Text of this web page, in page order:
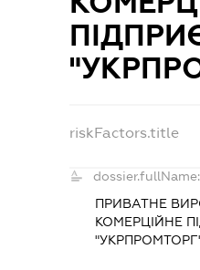
riskFactors.title
dossier.fullName:
ПРИВАТНЕ
КОМЕРЦІЙНЕ